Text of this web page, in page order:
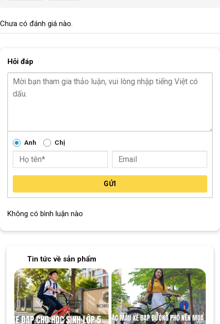
bốn màu lựa chọn: bạc, đỏ, xanh, đen, phù hợp cả xe đạp thể
thao lẫn xe đạp học sinh.
Chiếu sáng linh hoạt, tiết kiệm năng lượng
nháy nhanh; nhấp nháy chậm.
Pin Li-Polymer 1200mAh, sạc USB nhanh chỉ 1–2 giờ,
dùng liên tục tới 10 giờ.
Chống nước IPX4, hoạt động tốt cả trong trời mưa.
Có đèn báo pin thông minh:xanh (>10%), đỏ (≤10%)
giúp kiểm soát năng lượng dễ dàng.
Chưa có đánh giá nào.
Hỏi đáp
Anh Chị
GỬI
Không có bình luận nào
Tin tức về sản phẩm